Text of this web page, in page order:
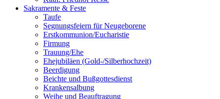
Sakramente & Feste
Taufe
Segnungsfeiern für Neugeborene
Erstkommunion/Eucharistie
Firmung
Trauung/Ehe
Ehejubiläen (Gold-/Silberhochzeit)
Beerdigung
Beichte und Bußgottesdienst
Krankensalbung
Weihe und Beauftragung